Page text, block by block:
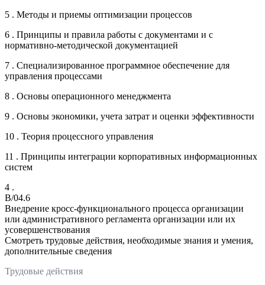
5 . Методы и приемы оптимизации процессов
6 . Принципы и правила работы с документами и с
нормативно-методической документацией
7 . Специализированное программное обеспечение для
управления процессами
8 . Основы операционного менеджмента
9 . Основы экономики, учета затрат и оценки эффективности
10 . Теория процессного управления
11 . Принципы интеграции корпоративных информационных
систем
4 .
B/04.6
Внедрение кросс-функционального процесса организации
или административного регламента организации или их
усовершенствования
Смотреть трудовые действия, необходимые знания и умения,
дополнительные сведения
Трудовые действия